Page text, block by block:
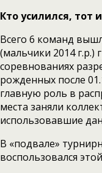
Кто усилился, тот
Всего 6 команд
(мальчики 2014
соревнованиях
рожденных после
главную роль в
места заняли
использовавшие
В «подвале»
воспользовался